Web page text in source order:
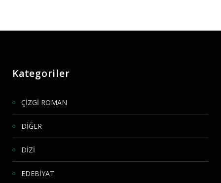
Kategoriler
ÇİZGİ ROMAN
DİĞER
DİZİ
EDEBİYAT